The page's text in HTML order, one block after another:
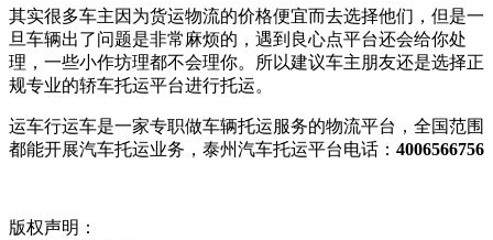
其实很多车主因为货运物流的价格便宜而去选择他们，但是一
旦车辆出了问题是非常麻烦的，遇到良心点平台还会给你处
理，一些小作坊理都不会理你。所以建议车主朋友还是选择正
规专业的轿车托运平台进行托运。
运车行运车是一家专职做车辆托运服务的物流平台，全国范围
都能开展汽车托运业务，泰州汽车托运平台电话： 4006566756
版权声明：